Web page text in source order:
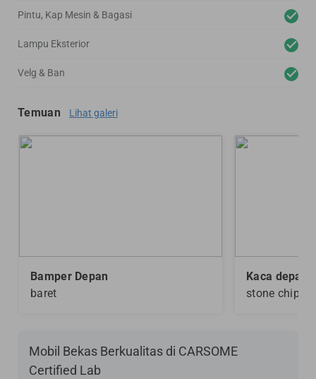
Pintu, Kap Mesin & Bagasi
Lampu Eksterior
Velg & Ban
Temuan Lihat galeri
Bamper Depan
baret
Kaca depan
stone chip
Mobil Bekas Berkualitas di CARSOME
Certified Lab